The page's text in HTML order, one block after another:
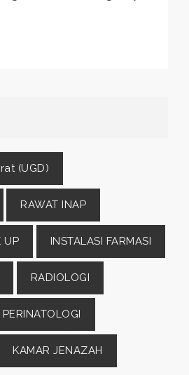
(UGD)
RAWAT INAP
UP INSTALASI FARMASI
RADIOLOGI
PERINATOLOGI
KAMAR JENAZAH